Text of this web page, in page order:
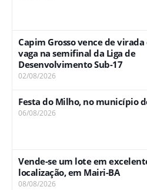
Capim Grosso vence de
vaga na semifinal da Liga de
Desenvolvimento Sub-17
02/08/2026
Festa do Milho, no município
06/08/2026
Vende-se um lote em
localização, em Mairi-BA
08/08/2026